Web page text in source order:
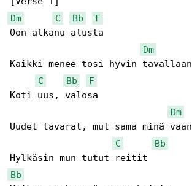
Dm
C Bb
F
Oon alkanu alusta
Dm
Kaikki menee tosi hyvin tavallaan
C
Bb
F
Koti uus, valosa
Dm
Uudet tavarat, mut sama minä vaan
C
Bb
Bb